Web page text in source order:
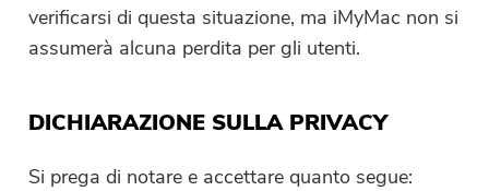
verificarsi di questa situazione, ma iMyMac non si
assumerà alcuna perdita per gli utenti.
DICHIARAZIONE SULLA PRIVACY
Si prega di notare e accettare quanto segue: